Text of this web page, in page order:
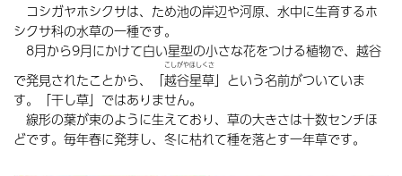
コシガヤホシクサは、ため池の岸辺や河原、水中に生育するホ
シクサ科の水草の一種です。
8月から9月にかけて白い星型の小さな花をつける植物で、越谷
で発見されたことから、「越谷星草
こしがやほしくさ
」という名前がついていま
す。「干し草」ではありません。
線形の葉が束のように生えており、草の大きさは十数センチほ
どです。毎年春に発芽し、冬に枯れて種を落とす一年草です。